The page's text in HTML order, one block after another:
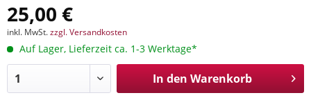
25,00 €
inkl. MwSt.zzgl. Versandkosten
Auf Lager, Lieferzeit ca. 1-3 Werktage*
In den Warenkorb